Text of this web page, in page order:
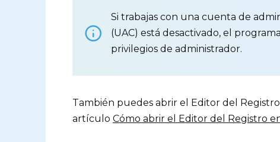
Si trabajas con una cuenta de
(UAC) está desactivado, el
privilegios de administrador.
También puedes abrir el Editor del
artículo Cómo abrir el Editor del Registro